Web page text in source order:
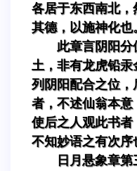
各居于东西南北
其德，以施神化也
此章言阴阳
土，非有龙虎铅
列阴阳配合之位
者，不述仙翁本意
使后之人观此书
不知妙语之有次序
日月悬象章第